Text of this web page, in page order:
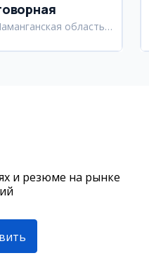
область,
и резюме на рынке